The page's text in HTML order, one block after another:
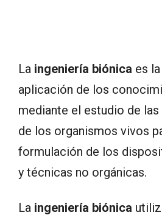
La ingeniería biónica es
aplicación de los
mediante el estudio de
de los organismos vivos
formulación de los
y técnicas no orgánicas.
La ingeniería biónica